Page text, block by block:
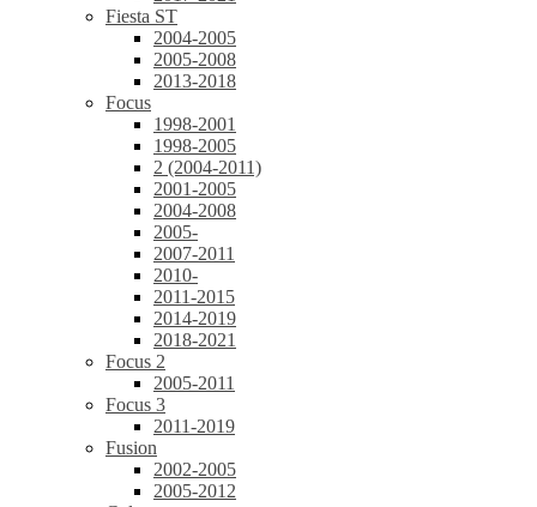
Fiesta ST
2004-2005
2005-2008
2013-2018
Focus
1998-2001
1998-2005
2 (2004-2011)
2001-2005
2004-2008
2005-
2007-2011
2010-
2011-2015
2014-2019
2018-2021
Focus 2
2005-2011
Focus 3
2011-2019
Fusion
2002-2005
2005-2012